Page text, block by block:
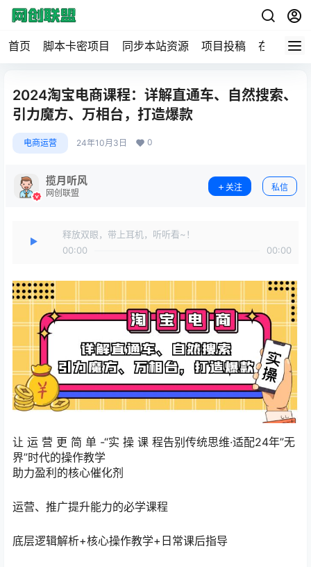
首页 脚本卡密项目 同步本站资源 项目投稿 在线工具
2024淘宝电商课程：详解直通车、自然搜索、
引力魔方、万相台，打造爆款
电商运营 24年10月3日 0
揽月听风
网创联盟
关注 私信
释放双眼，带上耳机，听听看~！
00:00
00:00
让 运 营 更 简 单 -“实 操 课 程告别传统思维·适配24年”无
界”时代的操作教学
助力盈利的核心催化剂
运营、推广提升能力的必学课程
底层逻辑解析+核心操作教学+日常课后指导